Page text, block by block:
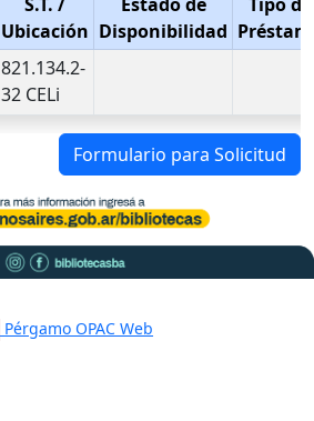
S.T. /
Ubicación
Estado de
Disponibilidad
Tipo de
821.134.2-
32 CELi
Formulario para Solicitud
Pérgamo OPAC Web